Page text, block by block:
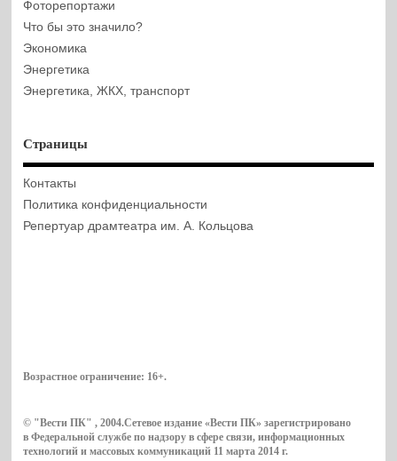
Фоторепортажи
Что бы это значило?
Экономика
Энергетика
Энергетика, ЖКХ, транспорт
Страницы
Контакты
Политика конфиденциальности
Репертуар драмтеатра им. А. Кольцова
Возрастное ограничение: 16+.
© "Вести ПК" , 2004.Сетевое издание «Вести ПК» зарегистрировано
в Федеральной службе по надзору в сфере связи, информационных
технологий и массовых коммуникаций 11 марта 2014 г.